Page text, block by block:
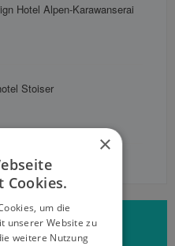
Hotel Alpen-Karawanserai
Stoiser
×
Cookies.
um die
unserer Website zu
weitere Nutzung